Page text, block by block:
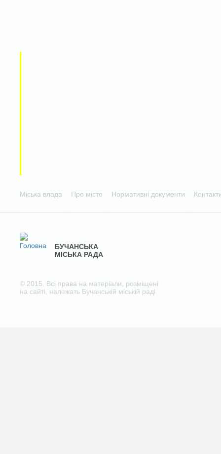
Міська влада Про місто Нормативні документи
БУЧАНСЬКА
МІСЬКА РАДА
© 2015. Всі права на матеріали, розміщені
на сайті, належать Бучанській міській раді